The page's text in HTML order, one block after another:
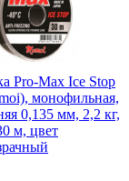
Pro-Max Ice Stop
монофильная,
0,135 мм, 2,2 кг,
м, цвет